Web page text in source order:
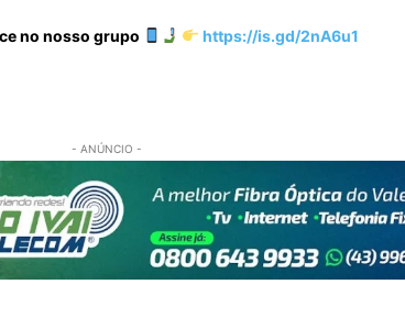
no nosso grupo https://is.gd/2nA6u1
- ANÚNCIO -